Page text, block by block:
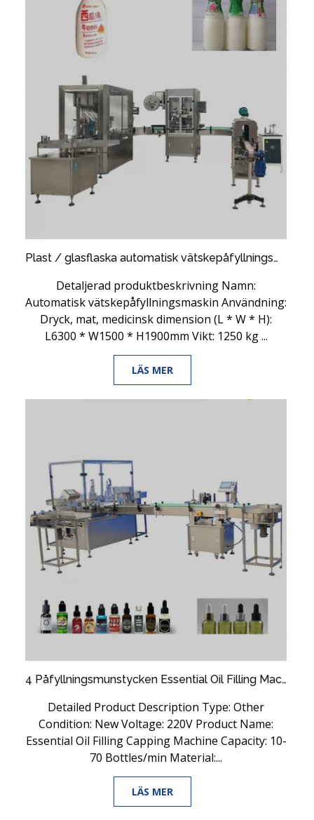
Plast / glasflaska automatisk vätskepåfyllningsmaskin som används för dryck / mat / medicinsk
Detaljerad produktbeskrivning Namn:
Automatisk vätskepåfyllningsmaskin Användning:
Dryck, mat, medicinsk dimension (L * W * H):
L6300 * W1500 * H1900mm Vikt: 1250 kg ...
LÄS MER
4 Påfyllningsmunstycken Essential Oil Filling Machine PLC Control System Founded
Detailed Product Description Type: Other
Condition: New Voltage: 220V Product Name:
Essential Oil Filling Capping Machine Capacity: 10-
70 Bottles/min Material:...
LÄS MER